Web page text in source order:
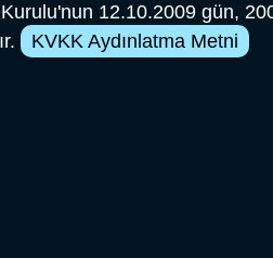
12.10.2009 gün,
KVKK Aydınlatma Metni